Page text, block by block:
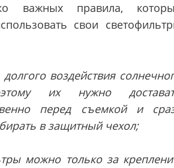
важных правила,
свои
воздействия
их нужно
перед съемкой и
в защитный чехол;
можно только за